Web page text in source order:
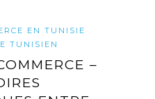
EN TUNISIE
TUNISIEN
–